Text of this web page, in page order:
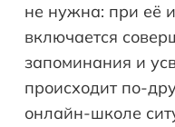
не нужна: при её
включается
запоминания и
происходит по-
онлайн-школе